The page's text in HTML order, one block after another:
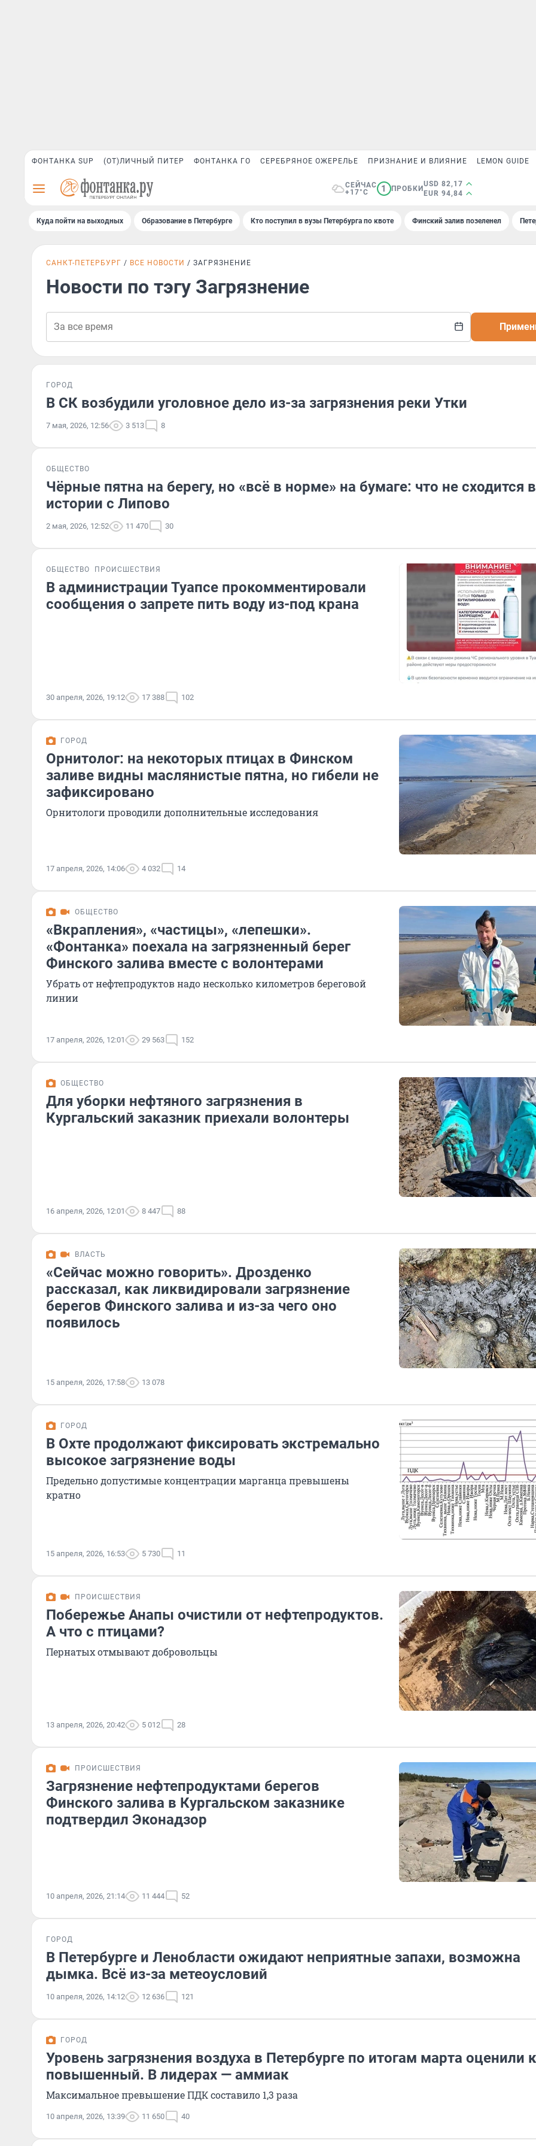
ФОНТАНКА SUP (ОТ)ЛИЧНЫЙ ПИТЕР ФОНТАНКА ГО СЕРЕБРЯНОЕ ОЖЕРЕЛЬЕ ПРИЗНАНИЕ И ВЛИЯНИЕ LEMON GUIDE
СЕЙЧАС
+17°C
1 ПРОБКИ
USD 82,17
EUR 94,84
Куда пойти на выходных Образование в Петербурге Кто поступил в вузы Петербурга по квоте Финский залив позеленел
САНКТ-ПЕТЕРБУРГ ВСЕ НОВОСТИ ЗАГРЯЗНЕНИЕ
Новости по тэгу Загрязнение
ГОРОД
В СК возбудили уголовное дело из-за загрязнения реки Утки
7 мая, 2026, 12:56 3 513 8
ОБЩЕСТВО
Чёрные пятна на берегу, но «всё в норме» на бумаге: что не сходится в
истории с Липово
2 мая, 2026, 12:52 11 470 30
ОБЩЕСТВО ПРОИСШЕСТВИЯ
В администрации Туапсе прокомментировали
сообщения о запрете пить воду из-под крана
30 апреля, 2026, 19:12 17 388 102
ГОРОД
Орнитолог: на некоторых птицах в Финском
заливе видны маслянистые пятна, но гибели не
зафиксировано
Орнитологи проводили дополнительные исследования
17 апреля, 2026, 14:06 4 032 14
ОБЩЕСТВО
«Вкрапления», «частицы», «лепешки».
«Фонтанка» поехала на загрязненный берег
Финского залива вместе с волонтерами
Убрать от нефтепродуктов надо несколько километров береговой
линии
17 апреля, 2026, 12:01 29 563 152
ОБЩЕСТВО
Для уборки нефтяного загрязнения в
Кургальский заказник приехали волонтеры
16 апреля, 2026, 12:01 8 447 88
ВЛАСТЬ
«Сейчас можно говорить». Дрозденко
рассказал, как ликвидировали загрязнение
берегов Финского залива и из-за чего оно
появилось
15 апреля, 2026, 17:58 13 078
ГОРОД
В Охте продолжают фиксировать экстремально
высокое загрязнение воды
Предельно допустимые концентрации марганца превышены
кратно
15 апреля, 2026, 16:53 5 730 11
ПРОИСШЕСТВИЯ
Побережье Анапы очистили от нефтепродуктов.
А что с птицами?
Пернатых отмывают добровольцы
13 апреля, 2026, 20:42 5 012 28
ПРОИСШЕСТВИЯ
Загрязнение нефтепродуктами берегов
Финского залива в Кургальском заказнике
подтвердил Эконадзор
10 апреля, 2026, 21:14 11 444 52
ГОРОД
В Петербурге и Ленобласти ожидают неприятные запахи, возможна
дымка. Всё из-за метеоусловий
10 апреля, 2026, 14:12 12 636 121
ГОРОД
Уровень загрязнения воздуха в Петербурге по итогам марта оценили
повышенный. В лидерах — аммиак
Максимальное превышение ПДК составило 1,3 раза
10 апреля, 2026, 13:39 11 650 40